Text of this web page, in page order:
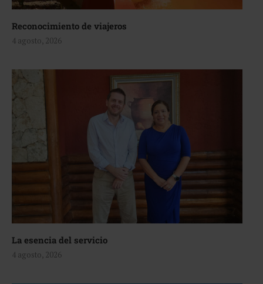
Reconocimiento de viajeros
4 agosto, 2026
La esencia del servicio
4 agosto, 2026